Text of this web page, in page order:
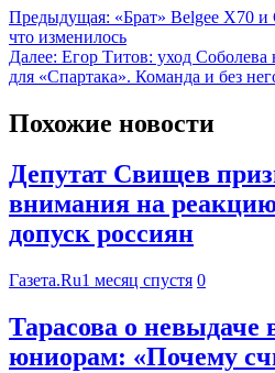
Предыдущая: «Брат» Belgee X70 и
что изменилось
Далее: Егор Титов: уход Соболева
для «Спартака». Команда и без
Похожие новости
Депутат Свищев
внимания на
допуск россиян
Газета.Ru1 месяц спустя 0
Тарасова о невыдаче
юниорам: «Почему